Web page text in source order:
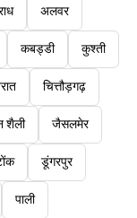
अलवर
कबड्डी कुश्ती
चित्तौड़गढ़
शैली जैसलमेर
डूंगरपुर
पाली